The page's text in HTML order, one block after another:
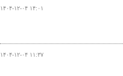
۱۴۰۴-۱۲-۰۴ ۱۴:۰۱
۱۴۰۴-۱۲-۰۴ ۱۱:۳۷